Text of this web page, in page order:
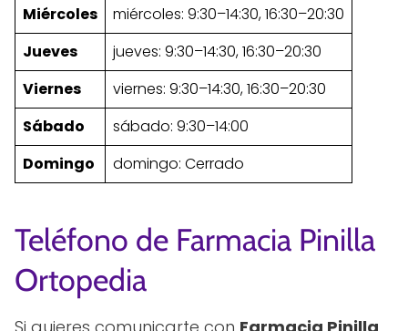
Miércoles
miércoles: 9:30–14:30, 16:30–20:30
Jueves
jueves: 9:30–14:30, 16:30–20:30
Viernes
viernes: 9:30–14:30, 16:30–20:30
Sábado
sábado: 9:30–14:00
Domingo
domingo: Cerrado
Teléfono de Farmacia Pinilla
Ortopedia